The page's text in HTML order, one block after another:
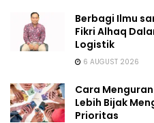
Berbagi Ilmu
Fikri Alhaq
Logistik
6 AUGUST 2026
Cara
Lebih Bijak
Prioritas